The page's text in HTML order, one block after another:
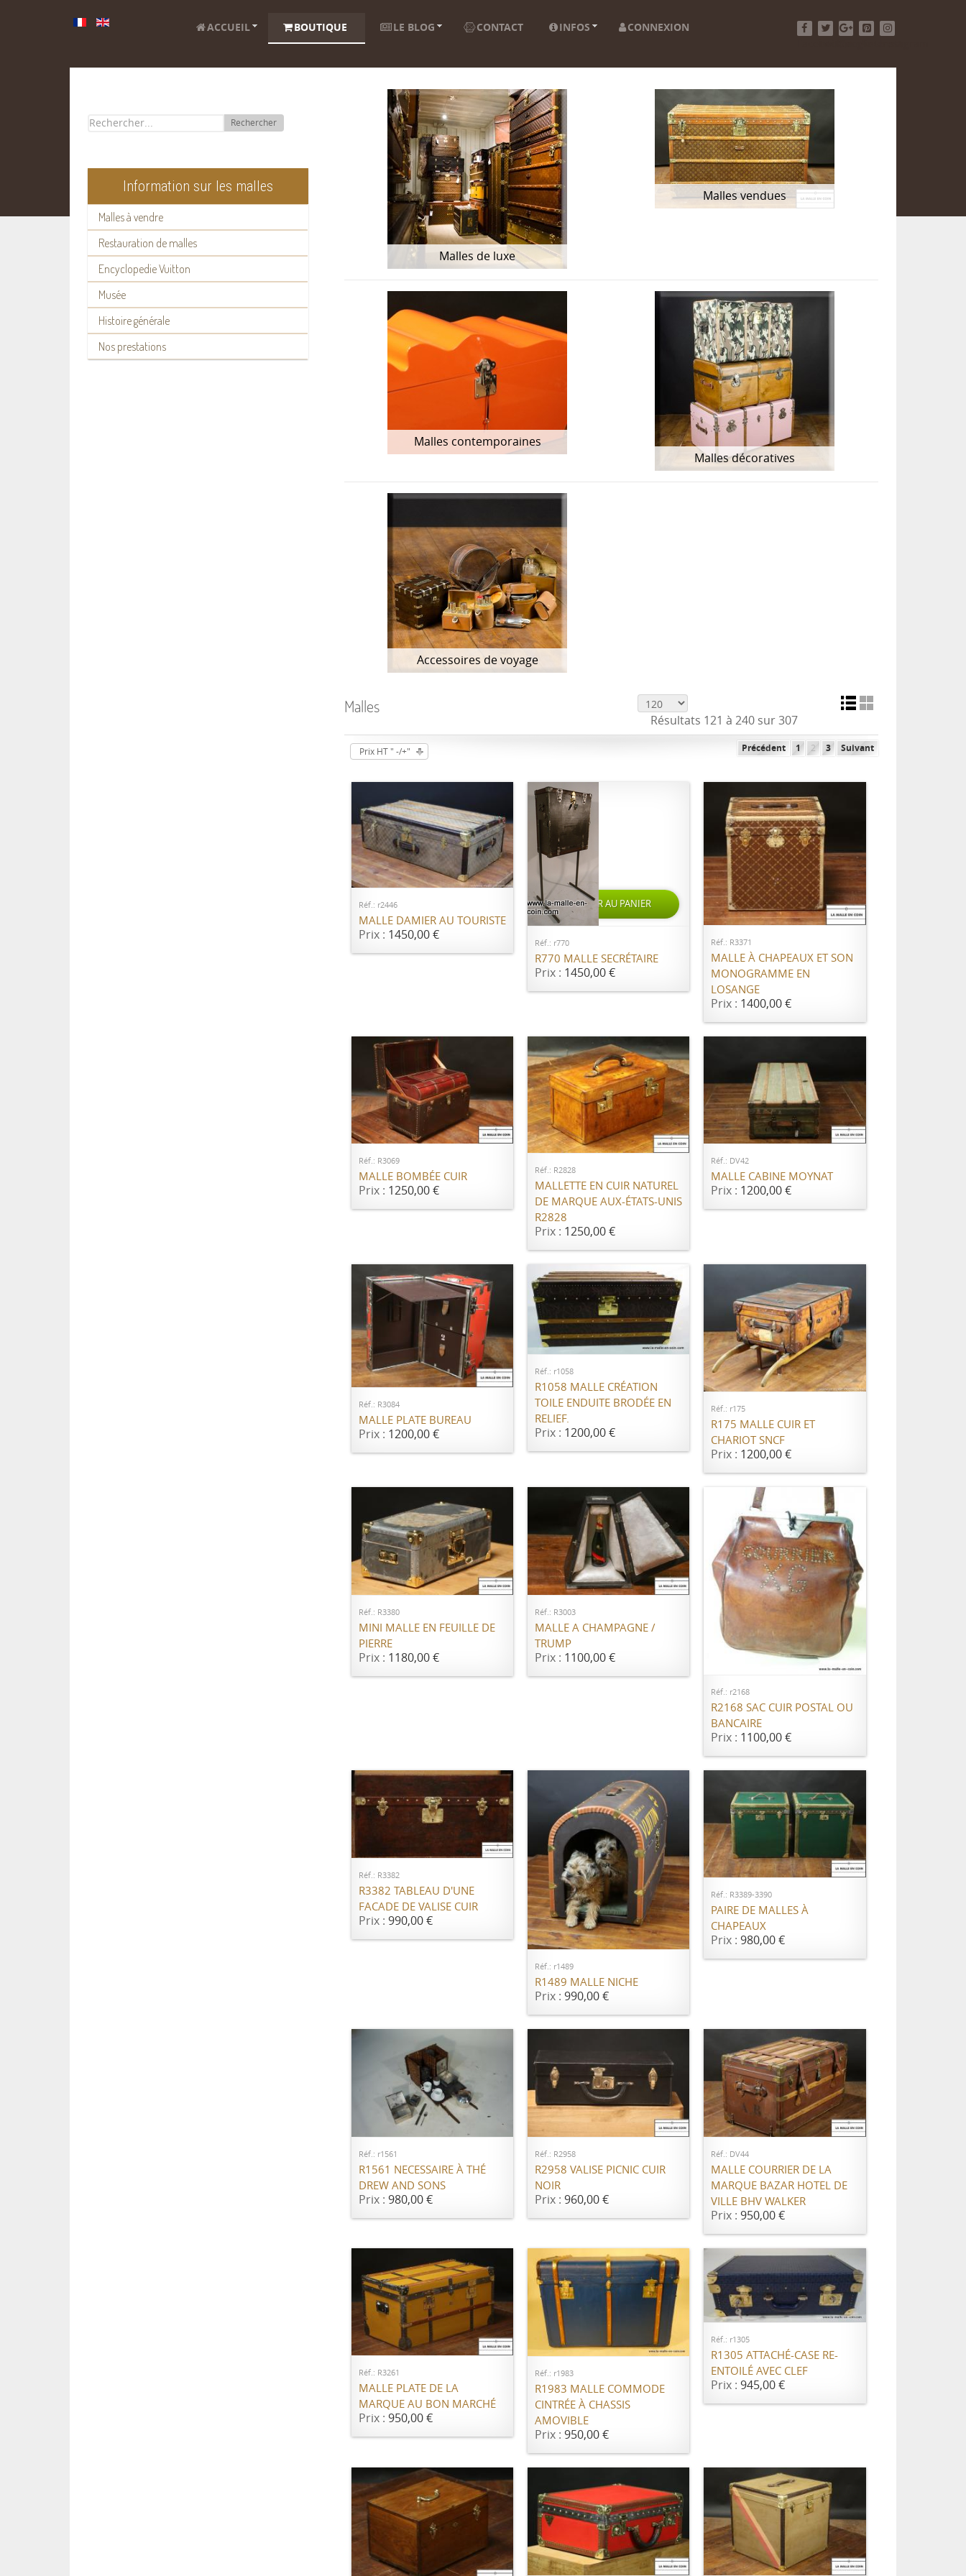
ACCUEIL BOUTIQUE LE BLOG CONTACT INFOS
CONNEXION
Rechercher
Information sur les malles
Malles à vendre
Restauration de malles
Encyclopedie Vuitton
Musée
Histoire générale
Nos prestations
Malles de luxe
Malles vendues
Malles contemporaines
Malles décoratives
Accessoires de voyage
Malles
Résultats 121 à 240 sur 307
Prix HT " -/+" Précédent 1 2 3 Suivant
AJOUTER AU PANIER
Réf.: r2446
MALLE DAMIER AU TOURISTE
Prix : 1450,00 €
AJOUTER AU PANIER
Réf.: r770
R770 MALLE SECRÉTAIRE
Prix : 1450,00 €
AJOUTER AU PANIER
Réf.: R3371
MALLE À CHAPEAUX ET SON
MONOGRAMME EN
LOSANGE
Prix : 1400,00 €
AJOUTER AU PANIER
Réf.: R3069
MALLE BOMBÉE CUIR
Prix : 1250,00 €
AJOUTER AU PANIER
Réf.: R2828
MALLETTE EN CUIR NATUREL
DE MARQUE AUX-ÉTATS-UNIS
R2828
Prix : 1250,00 €
AJOUTER AU PANIER
Réf.: DV42
MALLE CABINE MOYNAT
Prix : 1200,00 €
AJOUTER AU PANIER
Réf.: R3084
MALLE PLATE BUREAU
Prix : 1200,00 €
AJOUTER AU PANIER
Réf.: r1058
R1058 MALLE CRÉATION
TOILE ENDUITE BRODÉE EN
RELIEF.
Prix : 1200,00 €
AJOUTER AU PANIER
Réf.: r175
R175 MALLE CUIR ET
CHARIOT SNCF
Prix : 1200,00 €
AJOUTER AU PANIER
Réf.: R3380
MINI MALLE EN FEUILLE DE
PIERRE
Prix : 1180,00 €
AJOUTER AU PANIER
Réf.: R3003
MALLE A CHAMPAGNE /
TRUMP
Prix : 1100,00 € AJOUTER AU PANIER
Réf.: r2168
R2168 SAC CUIR POSTAL OU
BANCAIRE
Prix : 1100,00 €
Réf.: R3382
R3382 TABLEAU D'UNE
FACADE DE VALISE CUIR
Prix : 990,00 € AJOUTER AU PANIER
Réf.: r1489
R1489 MALLE NICHE
Prix : 990,00 €
AJOUTER AU PANIER
Réf.: R3389-3390
PAIRE DE MALLES À
CHAPEAUX
Prix :980,00 €
AJOUTER AU PANIER
Réf.: r1561
R1561 NECESSAIRE À THÉ
DREW AND SONS
Prix : 980,00 €
AJOUTER AU PANIER
Réf.: R2958
R2958 VALISE PICNIC CUIR
NOIR
Prix : 960,00 €
AJOUTER AU PANIER
Réf.: DV44
MALLE COURRIER DE LA
MARQUE BAZAR HOTEL DE
VILLE BHV WALKER
Prix :950,00 €
AJOUTER AU PANIER
Réf.: R3261
MALLE PLATE DE LA
MARQUE AU BON MARCHÉ
Prix : 950,00 €
AJOUTER AU PANIER
Réf.: r1983
R1983 MALLE COMMODE
CINTRÉE À CHASSIS
AMOVIBLE
Prix : 950,00 €
AJOUTER AU PANIER
Réf.: r1305
R1305 ATTACHÉ-CASE RE-
ENTOILÉ AVEC CLEF
Prix :945,00 €
AJOUTER AU PANIER
AJOUTER AU PANIER AJOUTER AU PANIER